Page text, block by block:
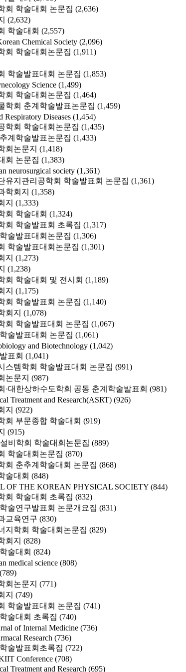
회 학술대회 논문집 (2,636)
(2,632)
학술대회 (2,557)
Chemical Society (2,096)
회 학술대회논문집 (1,911)
학술발표대회 논문집 (1,853)
Science (1,499)
회 학술대회논문집 (1,464)
학회 춘계학술발표논문집 (1,459)
Respiratory Diseases (1,454)
학회 학술대회논문집 (1,435)
계학술발표논문집 (1,433)
회논문지 (1,418)
회 논문집 (1,383)
neurosurgical society (1,361)
유지관리공학회 학술발표회 논문집 (1,361)
학회지 (1,358)
지 (1,333)
회 학술대회 (1,324)
회 학술발표회 초록집 (1,317)
술발표대회논문집 (1,306)
학술발표대회논문집 (1,301)
지 (1,273)
(1,238)
회 학술대회 및 전시회 (1,189)
지 (1,175)
회 학술발표회 논문집 (1,140)
회지 (1,078)
회 학술발표대회 논문집 (1,067)
술발표대회 논문집 (1,061)
and Biotechnology (1,042)
표회 (1,041)
스템학회 학술발표대회 논문집 (991)
논문지 (987)
·대한상하수도학회 공동 춘계학술발표회 (981)
Treatment and Research(ASRT) (926)
지 (922)
회 부문종합 학술대회 (919)
(915)
비학회 학술대회논문집 (889)
학술대회논문집 (870)
회 춘추계학술대회 논문집 (868)
술대회 (848)
OF THE KOREAN PHYSICAL SOCIETY (844)
회 학술대회 초록집 (832)
술연구발표회 논문개요집 (831)
교육연구 (830)
지학회 학술대회논문집 (829)
회지 (828)
술대회 (824)
medical science (808)
(789)
회논문지 (771)
지 (749)
학술발표대회 논문집 (741)
술대회 초록집 (740)
of Internal Medicine (736)
Research (736)
술발표회초록집 (722)
Conference (708)
Treatment and Research (695)